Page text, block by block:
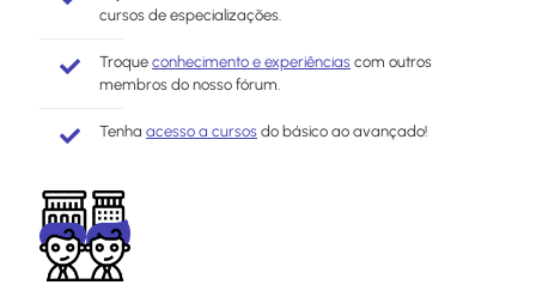
cursos de especializações.
Troque conhecimento e experiências com outros
membros do nosso fórum.
Tenha acesso a cursos do básico ao avançado!